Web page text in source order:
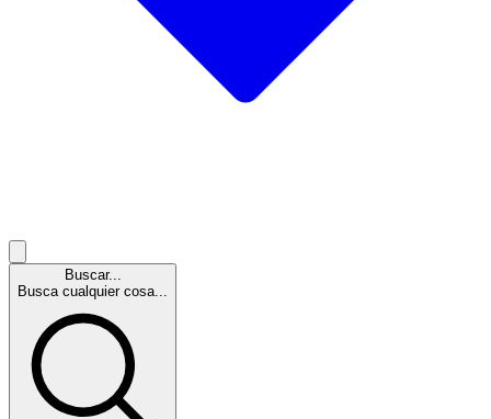
Buscar...
Busca cualquier cosa...